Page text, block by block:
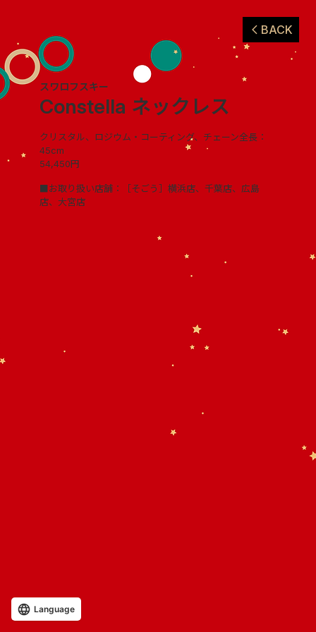
BACK
スワロフスキー
Constella ネックレス
クリスタル、ロジウム・コーティング、チェーン全長：
45cm
54,450円
■お取り扱い店舗：［そごう］横浜店、千葉店、広島
店、大宮店
Language